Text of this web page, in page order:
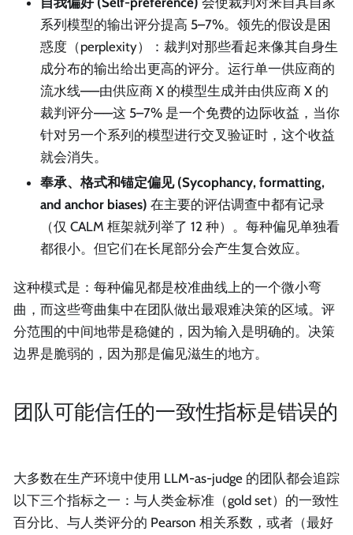
系列模型的输出评分提高 5–7%。领先的假设是困
惑度（perplexity）：裁判对那些看起来像其自身生
成分布的输出给出更高的评分。运行单一供应商的
流水线——由供应商 X 的模型生成并由供应商 X 的
裁判评分——这 5–7% 是一个免费的边际收益，当你
针对另一个系列的模型进行交叉验证时，这个收益
就会消失。
奉承、格式和锚定偏见 (Sycophancy, formatting,
and anchor biases) 在主要的评估调查中都有记录
（仅 CALM 框架就列举了 12 种）。每种偏见单独看
都很小。但它们在长尾部分会产生复合效应。
这种模式是：每种偏见都是校准曲线上的一个微小弯
曲，而这些弯曲集中在团队做出最艰难决策的区域。评
分范围的中间地带是稳健的，因为输入是明确的。决策
边界是脆弱的，因为那是偏见滋生的地方。
团队可能信任的一致性指标是错误的
大多数在生产环境中使用 LLM-as-judge 的团队都会追踪
以下三个指标之一：与人类金标准（gold set）的一致性
百分比、与人类评分的 Pearson 相关系数，或者（最好